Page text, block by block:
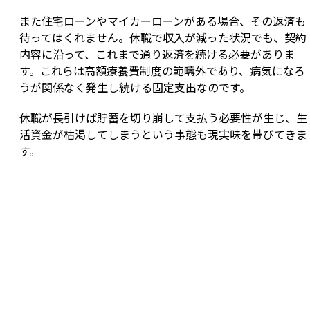
また住宅ローンやマイカーローンがある場合、その返済も
待ってはくれません。休職で収入が減った状況でも、契約
内容に沿って、これまで通り返済を続ける必要がありま
す。これらは高額療養費制度の範疇外であり、病気になろ
うが関係なく発生し続ける固定支出なのです。
休職が長引けば貯蓄を切り崩して支払う必要性が生じ、生
活資金が枯渇してしまうという事態も現実味を帯びてきま
す。